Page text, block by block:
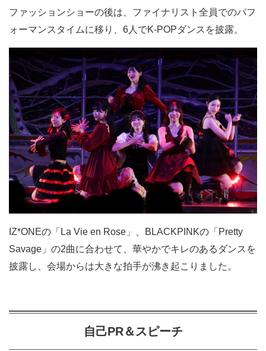
ファッションショーの後は、ファイナリスト全員でのパフ
ォーマンスタイムに移り、6人でK-POPダンスを披露。
IZ*ONEの「La Vie en Rose」、BLACKPINKの「Pretty
Savage」の2曲に合わせて、華やかでキレのあるダンスを
披露し、会場からは大きな拍手が沸き起こりました。
自己PR＆スピーチ